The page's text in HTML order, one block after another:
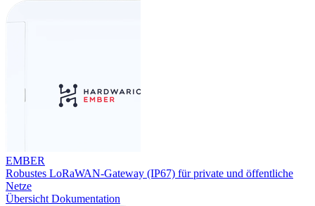
EMBER
Robustes LoRaWAN-Gateway (IP67) für private und öffentliche
Netze
Übersicht Dokumentation